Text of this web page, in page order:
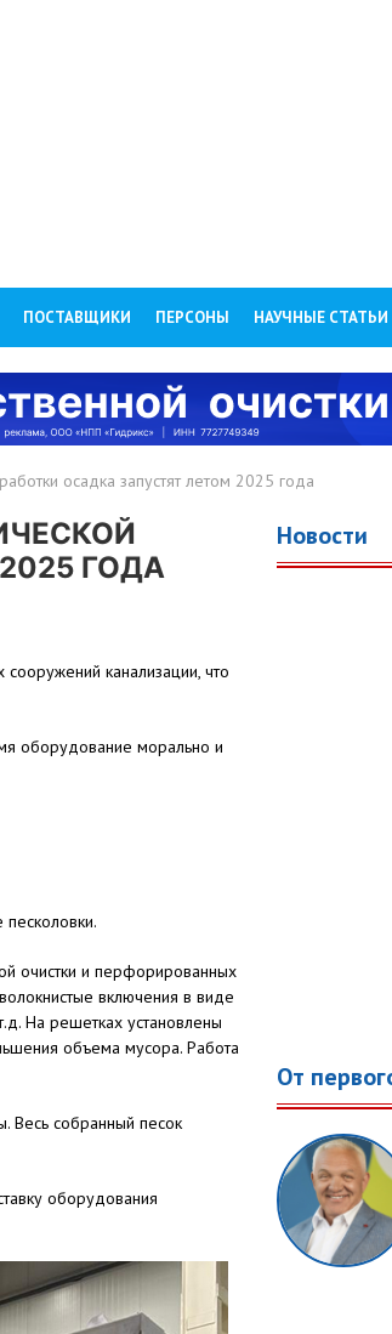
ПОСТАВЩИКИ ПЕРСОНЫ НАУЧНЫЕ СТАТЬИ
осадка запустят летом 2025 года
ГОДА
канализации, что
оборудование морально и
очистки и перфорированных
включения в виде
На решетках установлены
объема мусора. Работа
Весь собранный песок
оборудования
Новости
От